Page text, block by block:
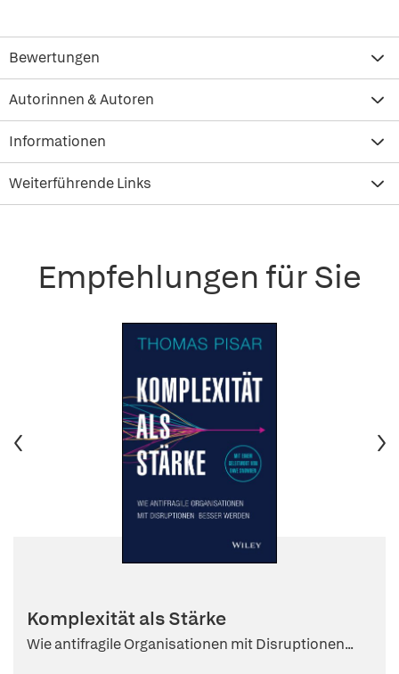
Bewertungen
Autorinnen & Autoren
Informationen
Weiterführende Links
Empfehlungen für Sie
Komplexität als Stärke
Wie antifragile Organisationen mit Disruptionen...